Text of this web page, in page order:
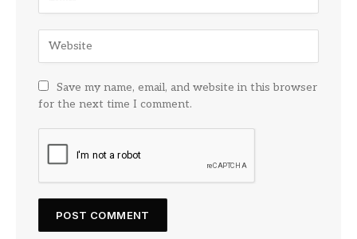
Save my name, email, and website in this browser
for the next time I comment.